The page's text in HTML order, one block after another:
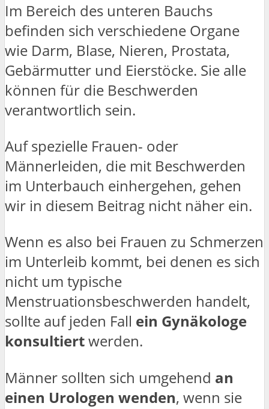
Im Bereich des unteren Bauchs
befinden sich verschiedene Organe
wie Darm, Blase, Nieren, Prostata,
Gebärmutter und Eierstöcke. Sie alle
können für die Beschwerden
verantwortlich sein.
Auf spezielle Frauen- oder
Männerleiden, die mit Beschwerden
im Unterbauch einhergehen, gehen
wir in diesem Beitrag nicht näher ein.
Wenn es also bei Frauen zu Schmerzen
im Unterleib kommt, bei denen es sich
nicht um typische
Menstruationsbeschwerden handelt,
sollte auf jeden Fall ein Gynäkologe
konsultiertwerden.
Männer sollten sich umgehend an
einen Urologen wenden, wenn sie